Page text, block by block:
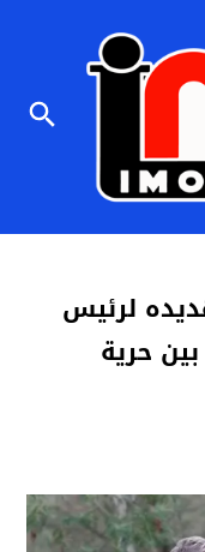
لرئيس
حرية